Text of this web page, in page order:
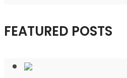
FEATURED POSTS